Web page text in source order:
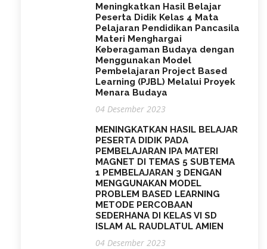
Meningkatkan Hasil Belajar
Peserta Didik Kelas 4 Mata
Pelajaran Pendidikan Pancasila
Materi Menghargai
Keberagaman Budaya dengan
Menggunakan Model
Pembelajaran Project Based
Learning (PJBL) Melalui Proyek
Menara Budaya
04 Desember 2023
MENINGKATKAN HASIL BELAJAR
PESERTA DIDIK PADA
PEMBELAJARAN IPA MATERI
MAGNET DI TEMAS 5 SUBTEMA
1 PEMBELAJARAN 3 DENGAN
MENGGUNAKAN MODEL
PROBLEM BASED LEARNING
METODE PERCOBAAN
SEDERHANA DI KELAS VI SD
ISLAM AL RAUDLATUL AMIEN
04 Desember 2023